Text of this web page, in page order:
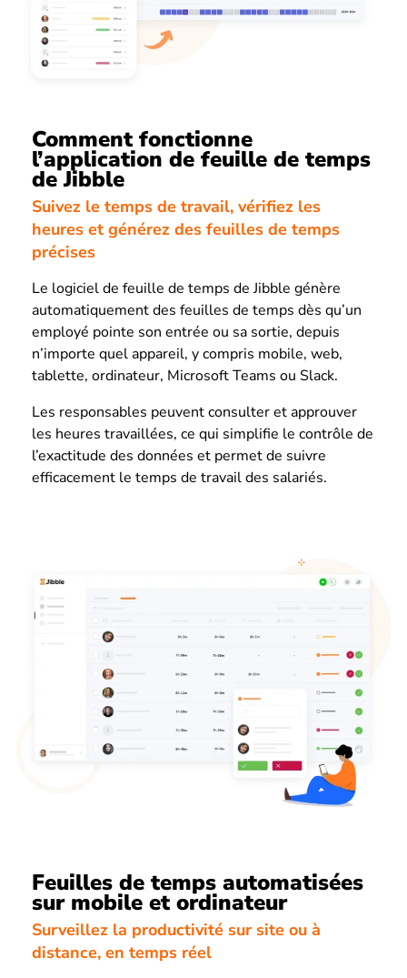
Comment fonctionne
l’application de feuille de temps
de Jibble
Suivez le temps de travail, vérifiez les
heures et générez des feuilles de temps
précises
Le logiciel de feuille de temps de Jibble génère
automatiquement des feuilles de temps dès qu’un
employé pointe son entrée ou sa sortie, depuis
n’importe quel appareil, y compris mobile, web,
tablette, ordinateur, Microsoft Teams ou Slack.
Les responsables peuvent consulter et approuver
les heures travaillées, ce qui simplifie le contrôle de
l’exactitude des données et permet de suivre
efficacement le temps de travail des salariés.
Feuilles de temps automatisées
sur mobile et ordinateur
Surveillez la productivité sur site ou à
distance, en temps réel